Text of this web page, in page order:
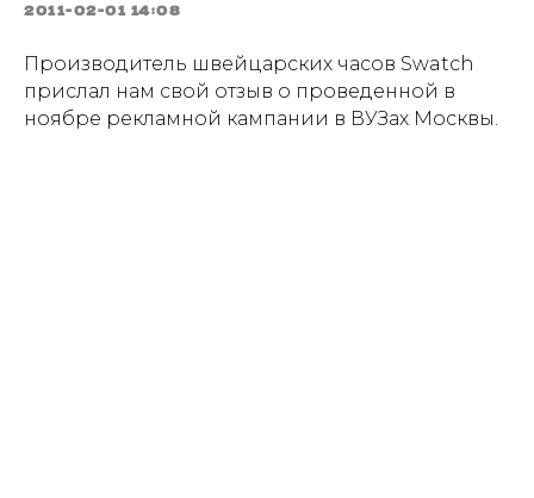
2011-02-01 14:08
Производитель швейцарских часов Swatch
прислал нам свой отзыв о проведенной в
ноябре рекламной кампании в ВУЗах Москвы.